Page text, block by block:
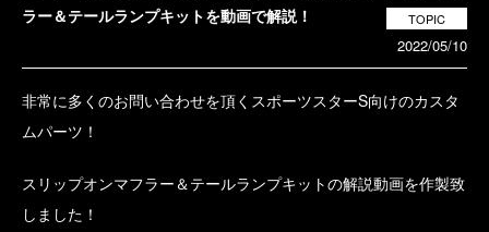
ラー＆テールランプキットを動画で解説！
TOPIC
2022/05/10
非常に多くのお問い合わせを頂くスポーツスターS向けのカスタ
ムパーツ！
スリップオンマフラー＆テールランプキットの解説動画を作製致
しました！